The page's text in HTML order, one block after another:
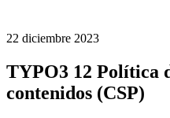
22 diciembre 2023
TYPO3 12 Política
contenidos (CSP)